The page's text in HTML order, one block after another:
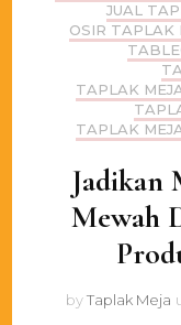
JUAL
OSIR TAPLAK
TAPLAK
TAPLAK
Jadikan
Mewah
byTaplak Meja